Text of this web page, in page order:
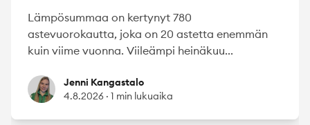
Lämpösummaa on kertynyt 780
astevuorokautta, joka on 20 astetta enemmän
kuin viime vuonna. Viileämpi heinäkuu...
Jenni Kangastalo
Jenni Kangastalo
4.8.2026 · 1 min lukuaika